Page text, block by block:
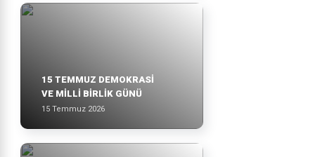
15 TEMMUZ DEMOKRASİ
VE MİLLİ BİRLİK GÜNÜ
15 Temmuz 2026